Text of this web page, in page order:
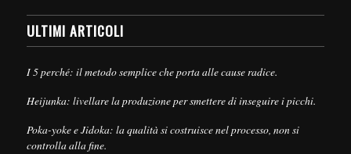
ULTIMI ARTICOLI
I 5 perché: il metodo semplice che porta alle cause radice.
Heijunka: livellare la produzione per smettere di inseguire i picchi.
Poka-yoke e Jidoka: la qualità si costruisce nel processo, non si
controlla alla fine.